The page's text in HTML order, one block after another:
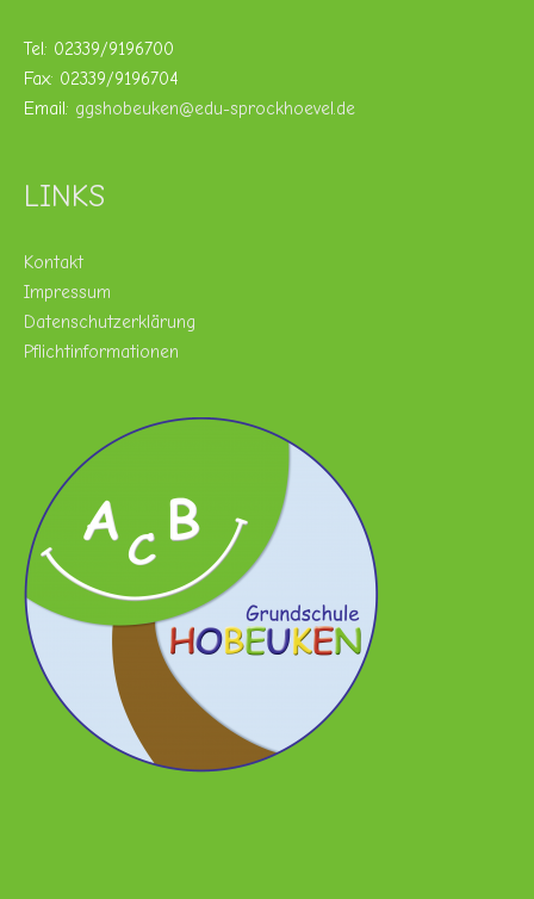
Tel: 02339/9196700
Fax: 02339/9196704
Email: ggshobeuken@edu-sprockhoevel.de
LINKS
Kontakt
Impressum
Datenschutzerklärung
Pflichtinformationen